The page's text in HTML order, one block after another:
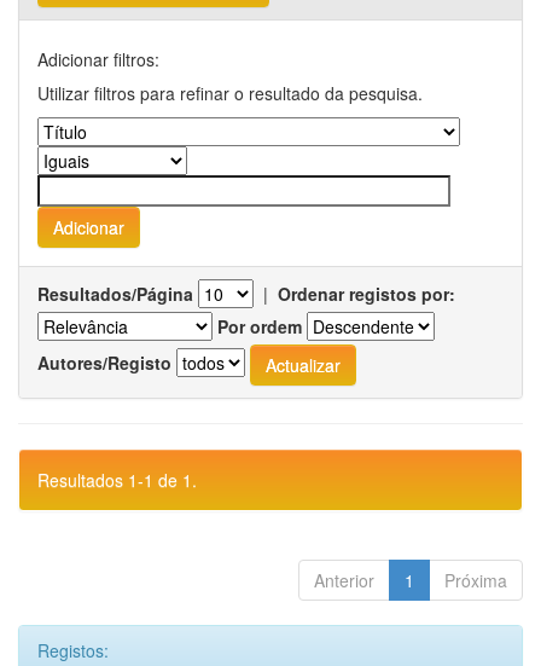
Adicionar filtros:
Utilizar filtros para refinar o resultado da pesquisa.
Resultados/Página | Ordenar registos por:
Por ordem
Autores/Registo
Resultados 1-1 de 1.
Anterior 1 Próxima
Registos: